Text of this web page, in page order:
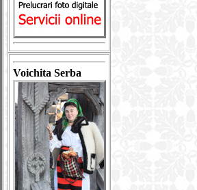
Voichita Serba